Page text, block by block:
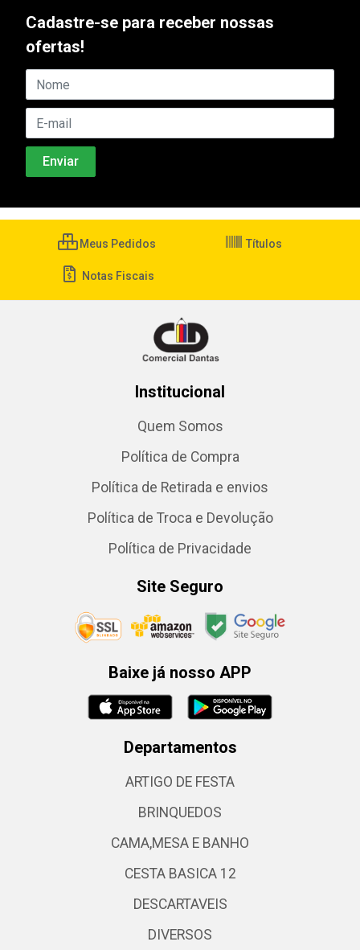
Cadastre-se para receber nossas
ofertas!
Meus Pedidos Títulos
Notas Fiscais
Institucional
Quem Somos
Política de Compra
Política de Retirada e envios
Política de Troca e Devolução
Política de Privacidade
Site Seguro
Baixe já nosso APP
Departamentos
ARTIGO DE FESTA
BRINQUEDOS
CAMA,MESA E BANHO
CESTA BASICA 12
DESCARTAVEIS
DIVERSOS